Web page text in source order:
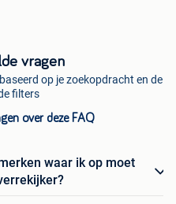
vragen
op je zoekopdracht en de
filters
over deze FAQ
waar ik op moet